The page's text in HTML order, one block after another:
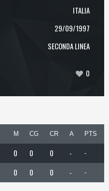
ITALIA
29/09/1997
SECONDA LINEA
0
M CG CR A PTS
0 0 0 - -
0 0 0 - -